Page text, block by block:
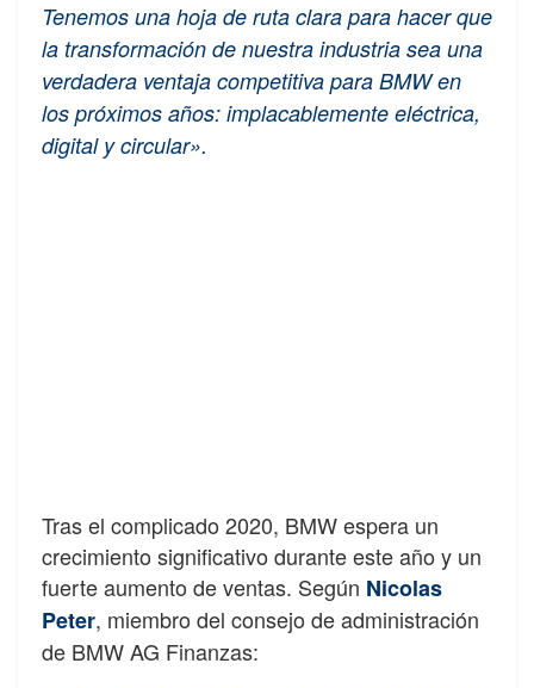
Tenemos una hoja de ruta clara para hacer que
la transformación de nuestra industria sea una
verdadera ventaja competitiva para BMW en
los próximos años: implacablemente eléctrica,
digital y circular».
Tras el complicado 2020, BMW espera un
crecimiento significativo durante este año y un
fuerte aumento de ventas. Según Nicolas
Peter, miembro del consejo de administración
de BMW AG Finanzas: